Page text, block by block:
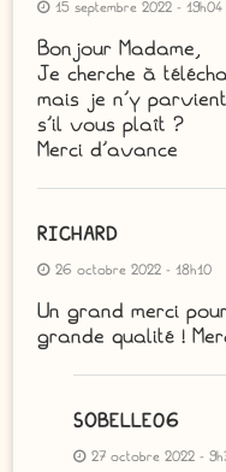
15 septembre 2022 - 19h04
Bonjour Madame,
Je cherche à
mais je n’y
s’il vous plaît ?
Merci d’avance
RICHARD
26 octobre 2022 - 18h10
Un grand merci
grande qualité !
SOBELLE06
27 octobre 2022 -